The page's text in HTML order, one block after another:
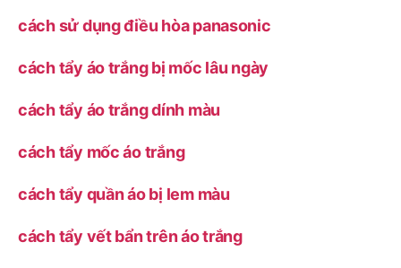
cách sử dụng điều hòa panasonic
cách tẩy áo trắng bị mốc lâu ngày
cách tẩy áo trắng dính màu
cách tẩy mốc áo trắng
cách tẩy quần áo bị lem màu
cách tẩy vết bẩn trên áo trắng